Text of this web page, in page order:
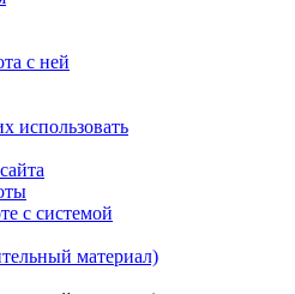
с ней
использовать
с системой
материал)